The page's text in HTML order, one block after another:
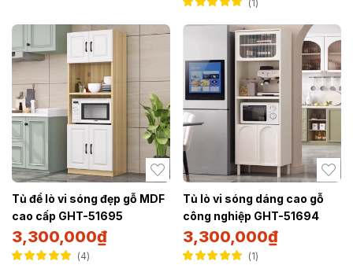
5.005 sao
1
Tủ để lò vi sóng đẹp gỗ MDF
cao cấp GHT-51695
3,300,000₫
4
Tủ lò vi sóng dáng cao gỗ
công nghiệp GHT-51694
3,300,000₫
1